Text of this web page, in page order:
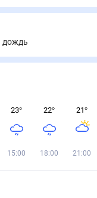
дождь
23°
15:00
22°
18:00
21°
21:00